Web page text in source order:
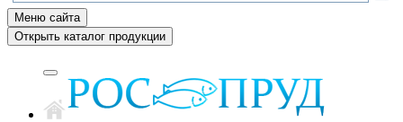
Меню сайта
Открыть каталог продукции